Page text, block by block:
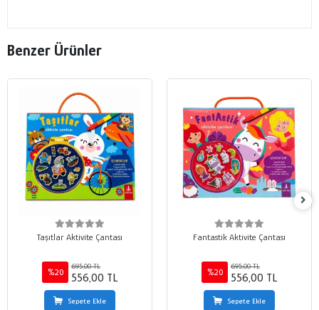
Benzer Ürünler
Taşıtlar Aktivite Çantası
%20
695,00 TL
556,00 TL
Sepete Ekle
Fantastik Aktivite Çantası
%20
695,00 TL
556,00 TL
Sepete Ekle